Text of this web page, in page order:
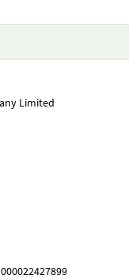
Limited
000022427899